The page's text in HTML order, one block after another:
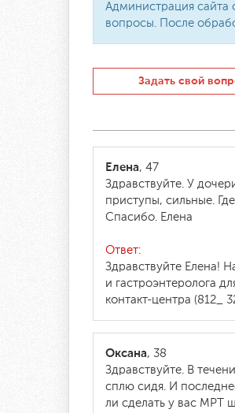
Администрация сайта
вопросы. После
Задать свой
Елена, 47
Здравствуйте. У
приступы, сильные.
Спасибо. Елена
Ответ:
Здравствуйте Елена!
и гастроэнтеролога
контакт-центра (812_
Оксана, 38
Здравствуйте. В
сплю сидя. И
ли сделать у вас МРТ